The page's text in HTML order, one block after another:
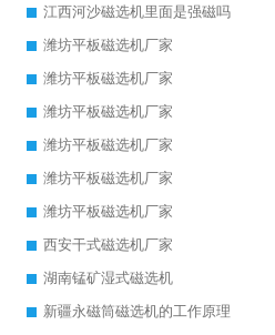
江西河沙磁选机里面是强磁吗
潍坊平板磁选机厂家
潍坊平板磁选机厂家
潍坊平板磁选机厂家
潍坊平板磁选机厂家
潍坊平板磁选机厂家
潍坊平板磁选机厂家
西安干式磁选机厂家
湖南锰矿湿式磁选机
新疆永磁筒磁选机的工作原理